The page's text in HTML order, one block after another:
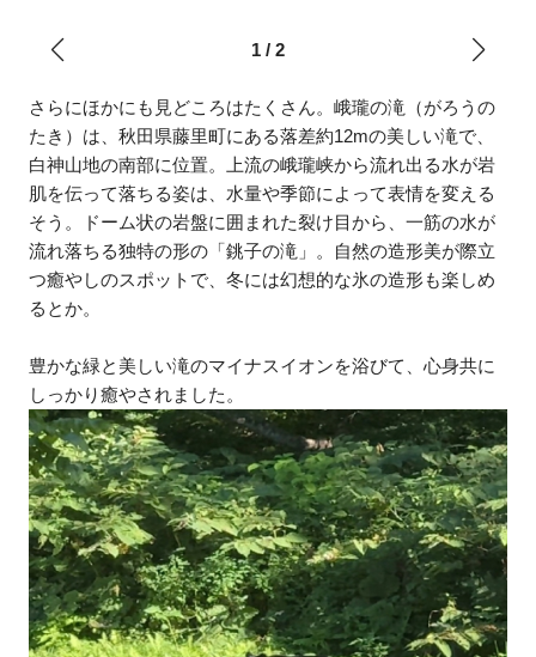
1/ 2
さらにほかにも見どころはたくさん。峨瓏の滝（がろうの
たき）は、秋田県藤里町にある落差約12mの美しい滝で、
白神山地の南部に位置。上流の峨瓏峡から流れ出る水が岩
肌を伝って落ちる姿は、水量や季節によって表情を変える
そう。ドーム状の岩盤に囲まれた裂け目から、一筋の水が
流れ落ちる独特の形の「銚子の滝」。自然の造形美が際立
つ癒やしのスポットで、冬には幻想的な氷の造形も楽しめ
るとか。
豊かな緑と美しい滝のマイナスイオンを浴びて、心身共に
しっかり癒やされました。